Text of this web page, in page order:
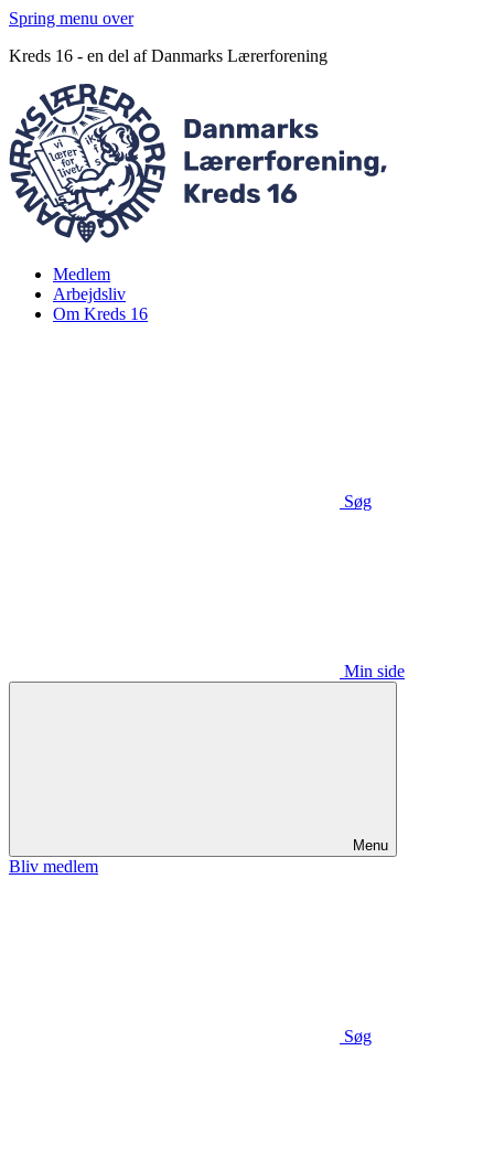
Spring menu over
Kreds 16 - en del af Danmarks Lærerforening
Medlem
Arbejdsliv
Om Kreds 16
Søg
Min side
Menu
Bliv medlem
Søg